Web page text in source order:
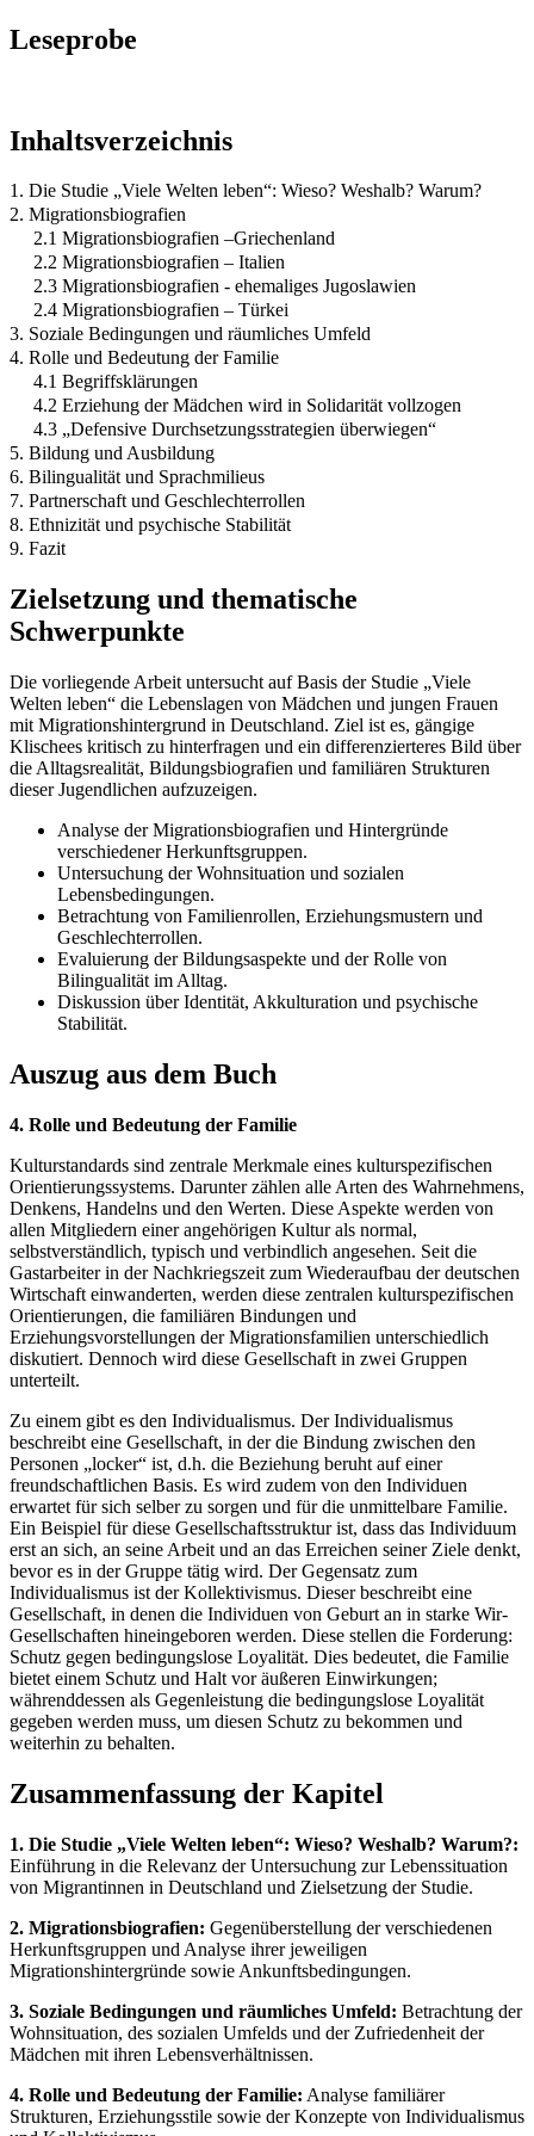
Leseprobe
Inhaltsverzeichnis
1. Die Studie „Viele Welten leben“: Wieso? Weshalb? Warum?
2. Migrationsbiografien
2.1 Migrationsbiografien –Griechenland
2.2 Migrationsbiografien – Italien
2.3 Migrationsbiografien - ehemaliges Jugoslawien
2.4 Migrationsbiografien – Türkei
3. Soziale Bedingungen und räumliches Umfeld
4. Rolle und Bedeutung der Familie
4.1 Begriffsklärungen
4.2 Erziehung der Mädchen wird in Solidarität vollzogen
4.3 „Defensive Durchsetzungsstrategien überwiegen“
5. Bildung und Ausbildung
6. Bilingualität und Sprachmilieus
7. Partnerschaft und Geschlechterrollen
8. Ethnizität und psychische Stabilität
9. Fazit
Zielsetzung und thematische
Schwerpunkte
Die vorliegende Arbeit untersucht auf Basis der Studie „Viele
Welten leben“ die Lebenslagen von Mädchen und jungen Frauen
mit Migrationshintergrund in Deutschland. Ziel ist es, gängige
Klischees kritisch zu hinterfragen und ein differenzierteres Bild über
die Alltagsrealität, Bildungsbiografien und familiären Strukturen
dieser Jugendlichen aufzuzeigen.
Analyse der Migrationsbiografien und Hintergründe
verschiedener Herkunftsgruppen.
Untersuchung der Wohnsituation und sozialen
Lebensbedingungen.
Betrachtung von Familienrollen, Erziehungsmustern und
Geschlechterrollen.
Evaluierung der Bildungsaspekte und der Rolle von
Bilingualität im Alltag.
Diskussion über Identität, Akkulturation und psychische
Stabilität.
Auszug aus dem Buch
4. Rolle und Bedeutung der Familie
Kulturstandards sind zentrale Merkmale eines kulturspezifischen
Orientierungssystems. Darunter zählen alle Arten des Wahrnehmens,
Denkens, Handelns und den Werten. Diese Aspekte werden von
allen Mitgliedern einer angehörigen Kultur als normal,
selbstverständlich, typisch und verbindlich angesehen. Seit die
Gastarbeiter in der Nachkriegszeit zum Wiederaufbau der deutschen
Wirtschaft einwanderten, werden diese zentralen kulturspezifischen
Orientierungen, die familiären Bindungen und
Erziehungsvorstellungen der Migrationsfamilien unterschiedlich
diskutiert. Dennoch wird diese Gesellschaft in zwei Gruppen
unterteilt.
Zu einem gibt es den Individualismus. Der Individualismus
beschreibt eine Gesellschaft, in der die Bindung zwischen den
Personen „locker“ ist, d.h. die Beziehung beruht auf einer
freundschaftlichen Basis. Es wird zudem von den Individuen
erwartet für sich selber zu sorgen und für die unmittelbare Familie.
Ein Beispiel für diese Gesellschaftsstruktur ist, dass das Individuum
erst an sich, an seine Arbeit und an das Erreichen seiner Ziele denkt,
bevor es in der Gruppe tätig wird. Der Gegensatz zum
Individualismus ist der Kollektivismus. Dieser beschreibt eine
Gesellschaft, in denen die Individuen von Geburt an in starke Wir-
Gesellschaften hineingeboren werden. Diese stellen die Forderung:
Schutz gegen bedingungslose Loyalität. Dies bedeutet, die Familie
bietet einem Schutz und Halt vor äußeren Einwirkungen;
währenddessen als Gegenleistung die bedingungslose Loyalität
gegeben werden muss, um diesen Schutz zu bekommen und
weiterhin zu behalten.
Zusammenfassung der Kapitel
1. Die Studie „Viele Welten leben“: Wieso? Weshalb? Warum?:
Einführung in die Relevanz der Untersuchung zur Lebenssituation
von Migrantinnen in Deutschland und Zielsetzung der Studie.
2. Migrationsbiografien: Gegenüberstellung der verschiedenen
Herkunftsgruppen und Analyse ihrer jeweiligen
Migrationshintergründe sowie Ankunftsbedingungen.
3. Soziale Bedingungen und räumliches Umfeld: Betrachtung der
Wohnsituation, des sozialen Umfelds und der Zufriedenheit der
Mädchen mit ihren Lebensverhältnissen.
4. Rolle und Bedeutung der Familie: Analyse familiärer
Strukturen, Erziehungsstile sowie der Konzepte von Individualismus